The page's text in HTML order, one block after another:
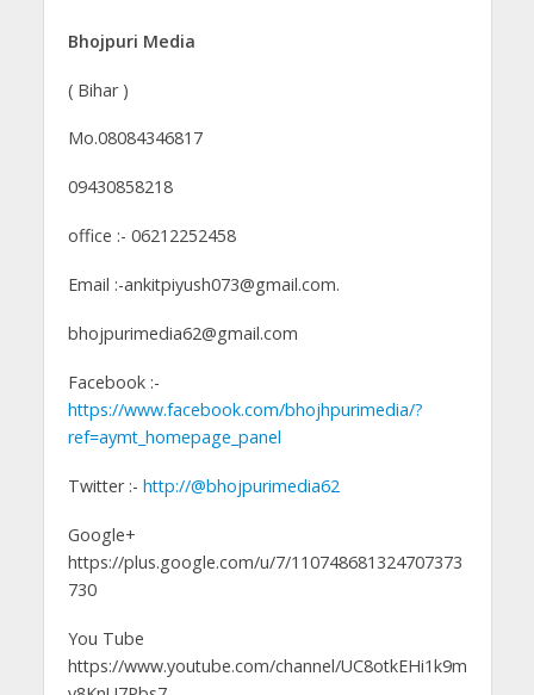
Bhojpuri Media
( Bihar )
Mo.08084346817
09430858218
office :- 06212252458
Email :-ankitpiyush073@gmail.com.
bhojpurimedia62@gmail.com
Facebook :-
https://www.facebook.com/bhojhpurimedia/?
ref=aymt_homepage_panel
Twitter :- http://@bhojpurimedia62
Google+
https://plus.google.com/u/7/110748681324707373
730
You Tube
https://www.youtube.com/channel/UC8otkEHi1k9m